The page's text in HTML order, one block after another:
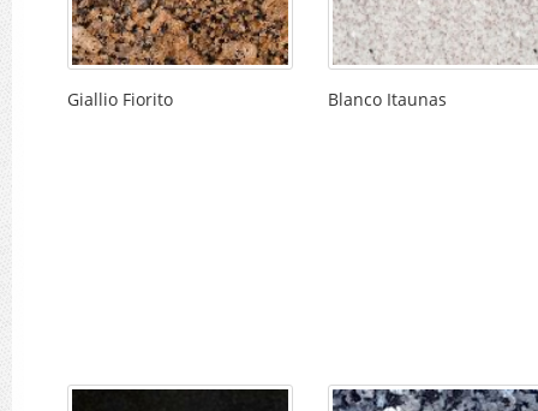
Giallio Fiorito Blanco Itaunas